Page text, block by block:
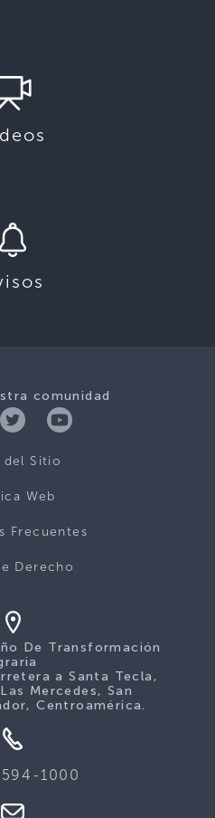
comunidad
del Sitio
Web
Frecuentes
Derecho
De Transformación
a Santa Tecla,
Mercedes, San
Centroamérica.
1000